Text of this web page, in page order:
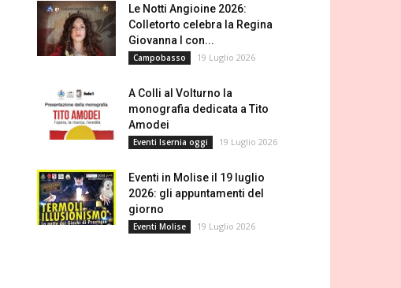
Le Notti Angioine 2026:
Colletorto celebra la Regina
Giovanna I con...
Campobasso 19 Luglio 2026
A Colli al Volturno la
monografia dedicata a Tito
Amodei
Eventi Isernia oggi 19 Luglio 2026
Eventi in Molise il 19 luglio
2026: gli appuntamenti del
giorno
Eventi Molise 19 Luglio 2026